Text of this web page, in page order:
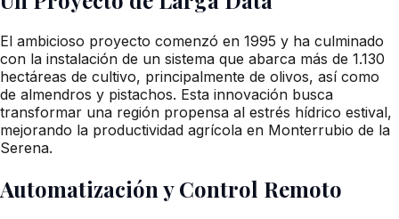
El ambicioso proyecto comenzó en 1995 y ha culminado
con la instalación de un sistema que abarca más de 1.130
hectáreas de cultivo, principalmente de olivos, así como
de almendros y pistachos. Esta innovación busca
transformar una región propensa al estrés hídrico estival,
mejorando la productividad agrícola en Monterrubio de la
Serena.
Automatización y Control Remoto